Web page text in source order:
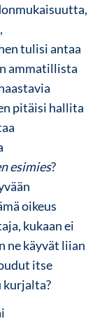
tulisi antaa
ammatillista
pitäisi hallita
esimies?
oikeus
kukaan ei
ne käyvät liian
itse
kurjalta?